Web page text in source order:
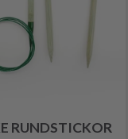
RUNDSTICKOR